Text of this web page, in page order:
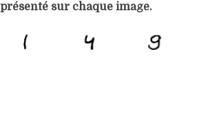
sur chaque image.